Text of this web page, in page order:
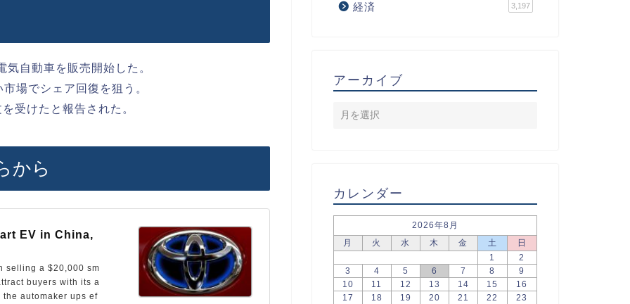
自動車を販売開始した。
場でシェア回復を狙う。
受けたと報告された。
から
EV in China,
selling a $20,000 sm
buyers with its a
automaker ups ef
経済 3,197
アーカイブ
カレンダー
2026年8月
月
火 水 木 金 土
日
1
2
3
4 5 6 7 8
9
10
11 12 13 14 15
16
17
18 19 20 21 22
23